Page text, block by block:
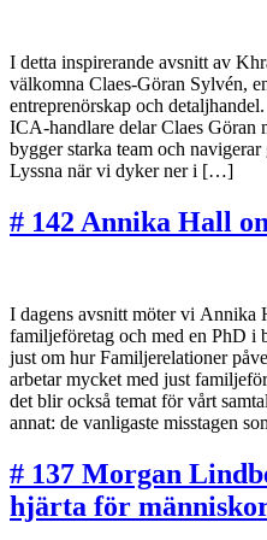
I detta inspirerande avsnitt av
välkomna Claes-Göran Sylvén,
entreprenörskap och
ICA-handlare delar Claes Göran
bygger starka team och
Lyssna när vi dyker ner i […]
# 142 Annika Hall
I dagens avsnitt möter vi
familjeföretag och med en PhD i
just om hur Familjerelationer
arbetar mycket med just
det blir också temat för vårt
annat: de vanligaste misstagen
# 137 Morgan
hjärta för